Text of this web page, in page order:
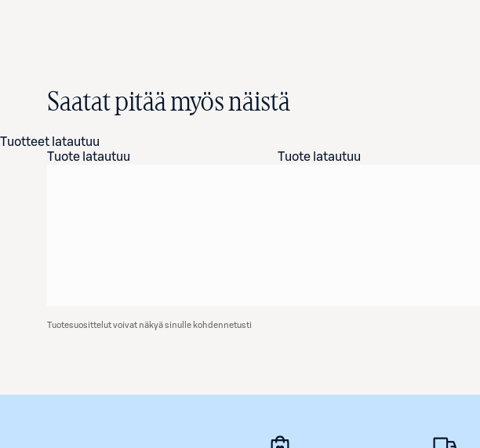
Saatat pitää myös näistä
Tuotteet latautuu
Tuote latautuu
Tuote latautuu
Tuotesuosittelut voivat näkyä sinulle kohdennetusti